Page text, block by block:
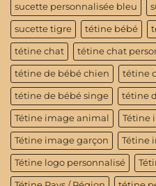
sucette personnalisée bleu
sucette tigre tétine bébé
tétine chat tétine chat
tétine de bébé chien tétine
tétine de bébé singe tétine
Tétine image animal Tétine
Tétine image garçon Tétine
Tétine logo personnalisé